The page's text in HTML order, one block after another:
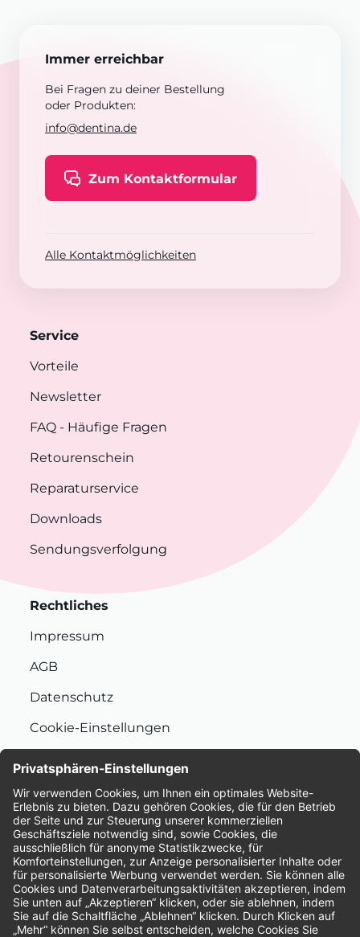
Immer erreichbar
Bei Fragen zu deiner Bestellung
oder Produkten:
info@dentina.de
Zum Kontaktformular
Alle Kontaktmöglichkeiten
Service
Vorteile
Newsletter
FAQ - Häufige Fragen
Retourenschein
Reparaturservice
Downloads
Sendungsverfolgung
Rechtliches
Impressum
AGB
Datenschutz
Cookie-Einstellungen
Bewertungen